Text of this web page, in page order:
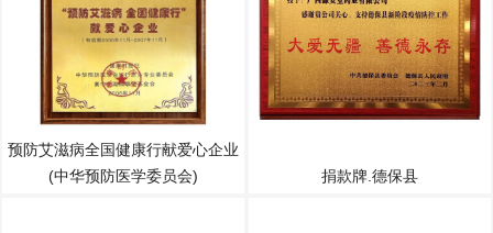
预防艾滋病全国健康行献爱心企业
(中华预防医学委员会)
捐款牌.德保县